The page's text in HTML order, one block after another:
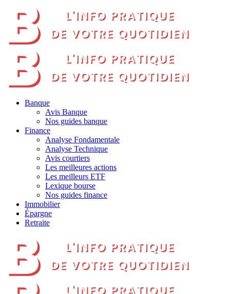
Banque
Avis Banque
Nos guides banque
Finance
Analyse Fondamentale
Analyse Technique
Avis courtiers
Les meilleures actions
Les meilleurs ETF
Lexique bourse
Nos guides finance
Immobilier
Épargne
Retraite